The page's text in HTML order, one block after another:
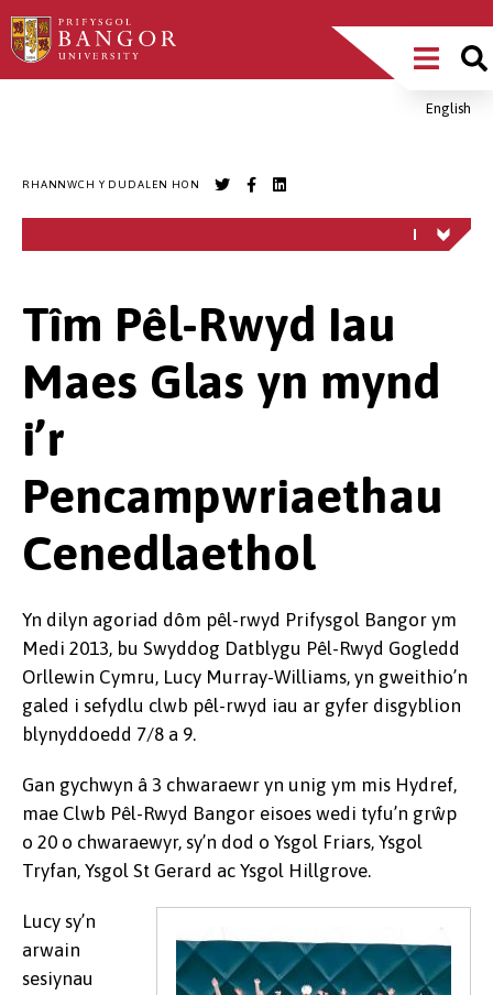
Sgipiwch
i’r
Main
MenuEnglish
RHANNWCH Y DUDALEN HON
Tîm Pêl-Rwyd Iau
Maes Glas yn mynd
i’r
Pencampwriaethau
Cenedlaethol
Yn dilyn agoriad dôm pêl-rwyd Prifysgol Bangor ym
Medi 2013, bu Swyddog Datblygu Pêl-Rwyd Gogledd
Orllewin Cymru, Lucy Murray-Williams, yn gweithio’n
galed i sefydlu clwb pêl-rwyd iau ar gyfer disgyblion
blynyddoedd 7/8 a 9.
Gan gychwyn â 3 chwaraewr yn unig ym mis Hydref,
mae Clwb Pêl-Rwyd Bangor eisoes wedi tyfu’n grŵp
o 20 o chwaraewyr, sy’n dod o Ysgol Friars, Ysgol
Tryfan, Ysgol St Gerard ac Ysgol Hillgrove.
Lucy sy’n
arwain
sesiynau